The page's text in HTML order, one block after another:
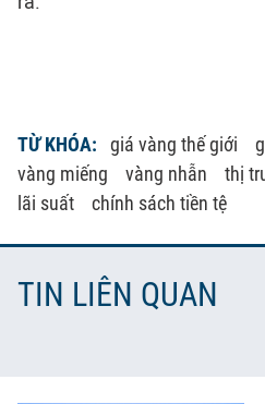
TỪ KHÓA: giá vàng thế giới
vàng miếng
vàng nhẫn thị
lãi suất
chính sách tiền tệ
TIN LIÊN QUAN